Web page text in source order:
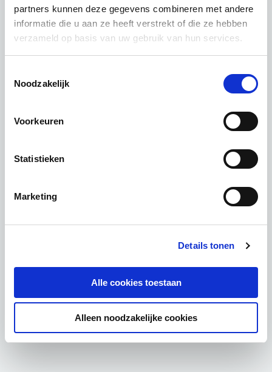
partners kunnen deze gegevens combineren met andere
informatie die u aan ze heeft verstrekt of die ze hebben
verzameld op basis van uw gebruik van hun services.
Noodzakelijk
Voorkeuren
Statistieken
Marketing
Details tonen
Alle cookies toestaan
Alleen noodzakelijke cookies